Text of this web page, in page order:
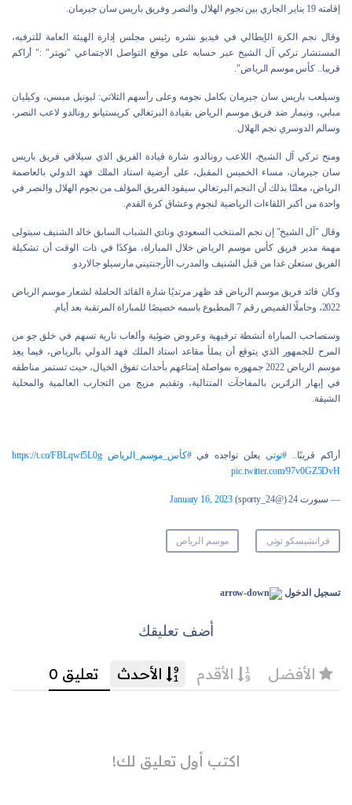
إقامته 19 يناير الجاري بين نجوم الهلال والنصر وفريق باريس سان جيرمان.
وقال نجم الكرة الإيطالي في فيديو نشره رئيس مجلس إدارة الهيئة العامة للترفيه،
المستشار تركي آل الشيخ عبر حسابه على موقع التواصل الاجتماعي "تويتر" :" أراكم
قريبا.. كأس موسم الرياض".
وسيلعب باريس سان جيرمان بكامل نجومه وعلى رأسهم الثلاثي: ليونيل ميسي، وكيليان
مبابي، ونيمار ضد فريق موسم الرياض بقيادة البرتغالي كريستيانو رونالدو لاعب النصر،
وسالم الدوسري نجم الهلال.
ومنح تركي آل الشيخ، اللاعب رونالدو، شارة قيادة الفريق الذي سيلاقي فريق باريس
سان جيرمان، مساء الخميس المقبل، على أرضية استاد الملك فهد الدولي بالعاصمة
الرياض، معلنًا بذلك أن النجم البرتغالي سيقود الفريق المؤلف من نجوم الهلال والنصر في
واحدة من أكبر اللقاءات الرياضية لنجوم وعشاق كرة القدم.
وقال "آل الشيخ" إن نجم المنتخب السعودي ونادي الشباب السابق خالد الشنيف سيتولى
مهمة مدير فريق كأس موسم الرياض خلال المباراة، مؤكدًا في ذات الوقت أن تشكيلة
الفريق ستعلن غدا من قبل الشنيف والمدرب الأرجنتيني مارسيلو جالاردو.
وكان قائد فريق موسم الرياض قد ظهر مرتديًا شارة القائد الحاملة لشعار موسم الرياض
2022، وحاملًا القميص رقم 7 المطبوع باسمه خصيصًا للمباراة المرتقبة بعد أيام.
وستصاحب المباراة أنشطة ترفيهية وعروض ضوئية وألعاب نارية تسهم في خلق جو من
المرح للجمهور الذي يتوقع أن يملأ مقاعد استاد الملك فهد الدولي بالرياض، فيما يعِد
موسم الرياض 2022 جمهوره بمواصلة إمتاعهم بأحداث تفوق الخيال، حيث تستمر مناطقه
في إبهار الزائرين بالمفاجآت المتتالية، وتقديم مزيج من التجارب العالمية والمحلية
الشيقة.
أراكم قريبًا.. #توتي يعلن تواجده في#كأس_موسم_الرياض https://t.co/FBLqwf5L0g
pic.twitter.com/97v0GZ5DvH
— سبورت 24 (@sporty_24) January 16, 2023
فرانشيسكو توتي موسم الرياض
تسجيل الدخول
أضف تعليقك